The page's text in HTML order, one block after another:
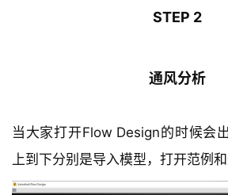
STEP 2
通风分析
当大家打开Flow Design的时候会
上到下分别是导入模型，打开范例和